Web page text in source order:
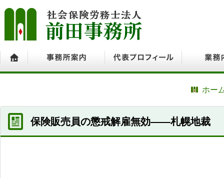
ホー
保険販売員の懲戒解雇無効――札幌地裁